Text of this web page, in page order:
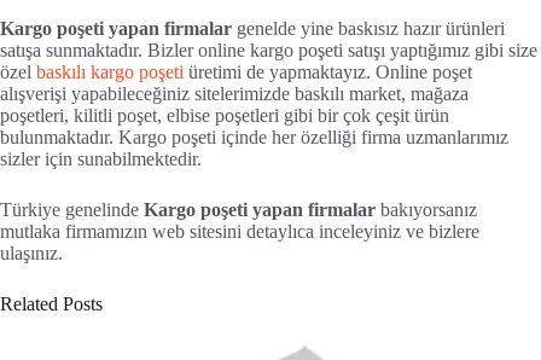
Kargo poşeti yapan firmalar genelde yine baskısız hazır ürünleri
satışa sunmaktadır. Bizler online kargo poşeti satışı yaptığımız gibi size
özel baskılı kargo poşeti üretimi de yapmaktayız. Online poşet
alışverişi yapabileceğiniz sitelerimizde baskılı market, mağaza
poşetleri, kilitli poşet, elbise poşetleri gibi bir çok çeşit ürün
bulunmaktadır. Kargo poşeti içinde her özelliği firma uzmanlarımız
sizler için sunabilmektedir.
Türkiye genelinde Kargo poşeti yapan firmalar bakıyorsanız
mutlaka firmamızın web sitesini detaylıca inceleyiniz ve bizlere
ulaşınız.
Related Posts